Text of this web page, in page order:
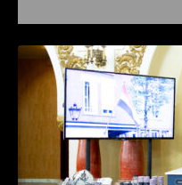
Prysmian
sensing si
in timp